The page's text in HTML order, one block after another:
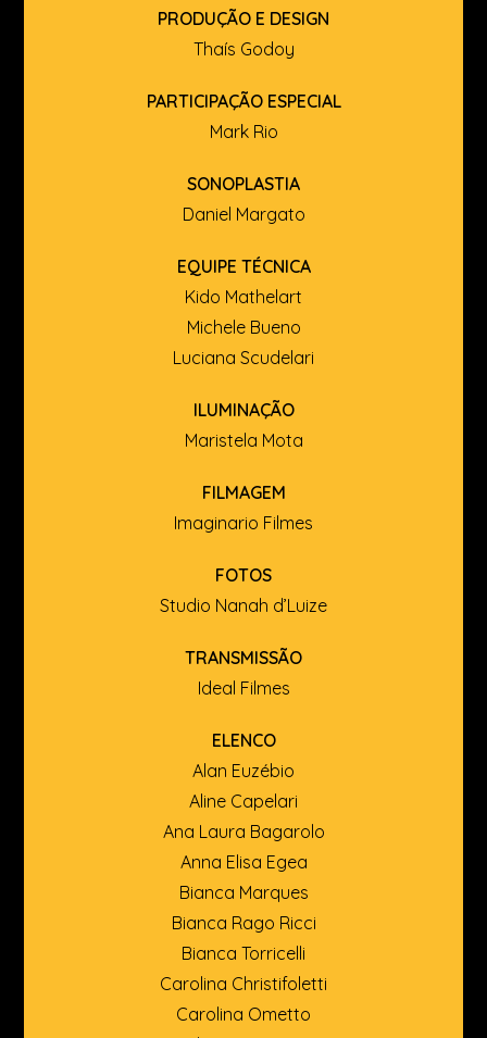
PRODUÇÃO E DESIGN
Thaís Godoy
PARTICIPAÇÃO ESPECIAL
Mark Rio
SONOPLASTIA
Daniel Margato
EQUIPE TÉCNICA
Kido Mathelart
Michele Bueno
Luciana Scudelari
ILUMINAÇÃO
Maristela Mota
FILMAGEM
Imaginario Filmes
FOTOS
Studio Nanah d’Luize
TRANSMISSÃO
Ideal Filmes
ELENCO
Alan Euzébio
Aline Capelari
Ana Laura Bagarolo
Anna Elisa Egea
Bianca Marques
Bianca Rago Ricci
Bianca Torricelli
Carolina Christifoletti
Carolina Ometto